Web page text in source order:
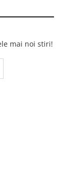
mai noi stiri!